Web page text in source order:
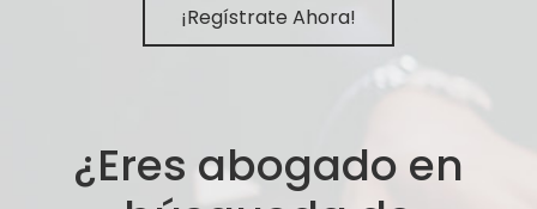
¡Regístrate Ahora!
¿Eres abogado en